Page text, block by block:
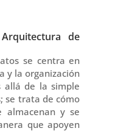
de
se centra en
y la organización
allá de la simple
se trata de cómo
almacenan y se
que apoyen